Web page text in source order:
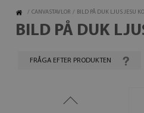
/ CANVASTAVLOR / BILD PÅ DUK LJUS JESU
BILD PÅ DUK
FRÅGA EFTER PRODUKTEN